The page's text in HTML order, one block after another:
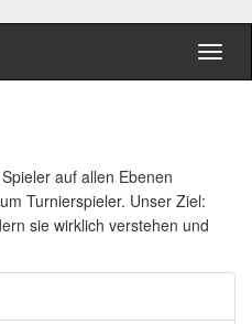
auf allen Ebenen
Turnierspieler. Unser Ziel:
sie wirklich verstehen und